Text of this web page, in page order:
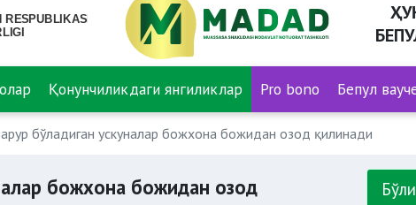
Қонунчиликдаги янгиликлар Pro bono Бепул
бўладиган ускуналар божхона божидан озод қилинади
божхона божидан озод